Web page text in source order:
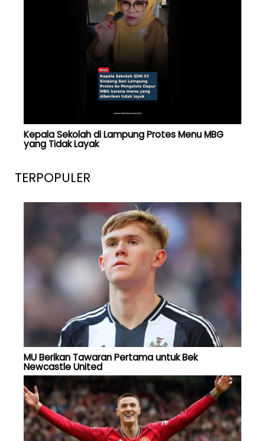
Kepala Sekolah di Lampung Protes Menu MBG
yang Tidak Layak
TERPOPULER
MU Berikan Tawaran Pertama untuk Bek
Newcastle United